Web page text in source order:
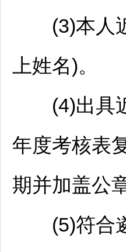
(3)本人近
上姓名)。
(4)出具近
年度考核表
期并加盖公
(5)符合遴